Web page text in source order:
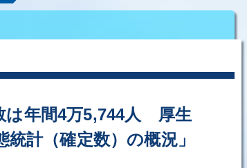
硬化 心筋梗塞 狭心症 脳梗塞
レイル
歯周病
は年間4万5,744人 厚生
計（確定数）の概況」